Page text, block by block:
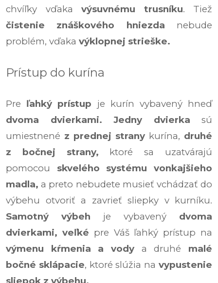
chvíľky vďaka výsuvnému trusníku. Tiež
čistenie znáškového hniezda nebude
problém, vďaka výklopnej strieške.
Prístup do kurína
Pre ľahký prístup je kurín vybavený hneď
dvoma dvierkami.
Jedny dvierka sú
umiestnené z prednej strany kurína, druhé
z bočnej strany, ktoré sa uzatvárajú
pomocou skvelého systému vonkajšieho
madla, a preto nebudete musieť vchádzať do
výbehu otvoriť a zavrieť sliepky v kurníku.
Samotný výbeh je vybavený dvoma
dvierkami, veľké pre Váš ľahký prístup na
výmenu kŕmenia a vody a druhé malé
bočné sklápacie, ktoré slúžia navypustenie